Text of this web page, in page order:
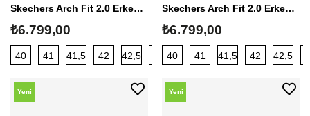
Skechers Arch Fit 2.0 Erkek Sneaker
₺6.799,00
40 41 41,5 42 42,5 45
Skechers Arch Fit 2.0 Erkek Sneaker
₺6.799,00
40 41 41,5 42 42,5
Yeni Yeni